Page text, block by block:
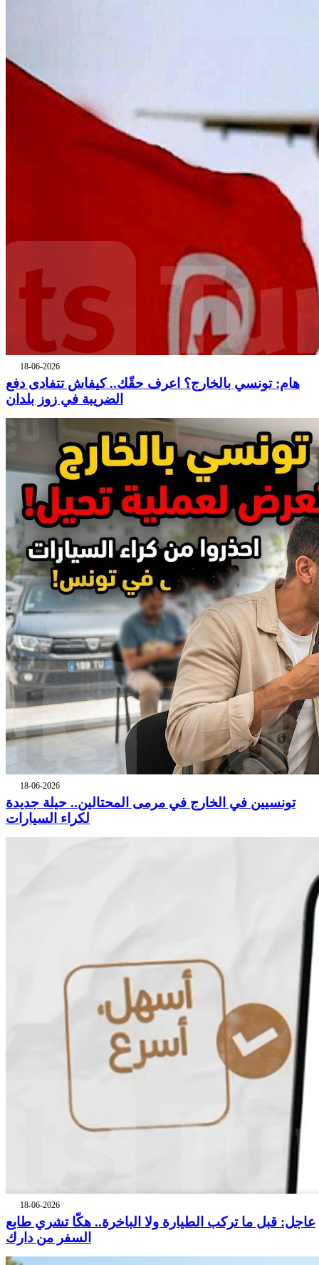
18-06-2026
هام: تونسي بالخارج؟ اعرف حقّك.. كيفاش تتفادى دفع
الضريبة في زوز بلدان
18-06-2026
تونسيين في الخارج في مرمى المحتالين.. حيلة جديدة
لكراء السيارات
18-06-2026
عاجل: قبل ما تركب الطيارة ولا الباخرة.. هكّا تشري طابع
السفر من دارك